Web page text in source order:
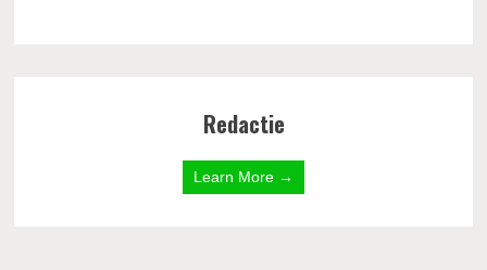
Redactie
Learn More →